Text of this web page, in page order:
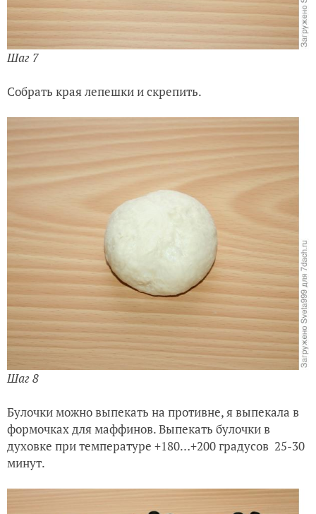
Шаг 7
Собрать края лепешки и скрепить.
Шаг 8
Булочки можно выпекать на противне, я выпекала в
формочках для маффинов.Выпекать булочки в
духовке при температуре +180…+200 градусов 25-30
минут.